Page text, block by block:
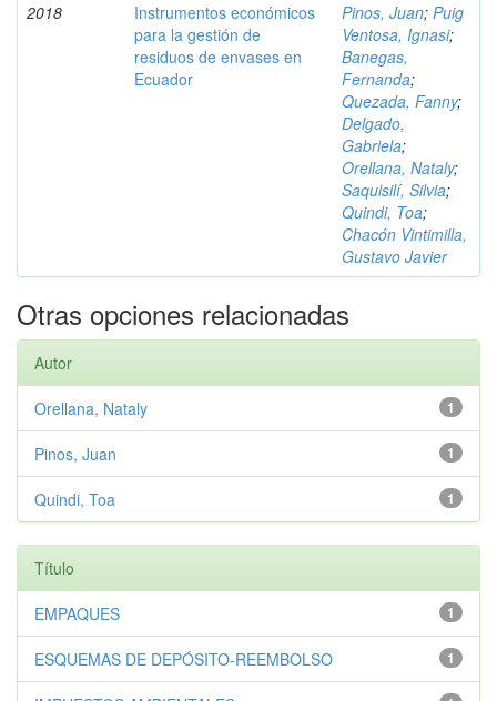
2018
Instrumentos económicos
para la gestión de
residuos de envases en
Ecuador
Pinos, Juan; Puig
Ventosa, Ignasi;
Banegas,
Fernanda;
Quezada, Fanny;
Delgado,
Gabriela;
Orellana, Nataly;
Saquisilí, Silvia;
Quindi, Toa;
Chacón Vintimilla,
Gustavo Javier
Otras opciones relacionadas
Autor
1
Orellana, Nataly
1
Pinos, Juan
1
Quindi, Toa
Título
1
EMPAQUES
1
ESQUEMAS DE DEPÓSITO-REEMBOLSO